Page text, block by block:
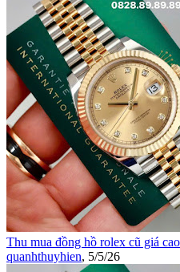
Thu mua đồng hồ rolex cũ giá
quanhthuyhien, 5/5/26